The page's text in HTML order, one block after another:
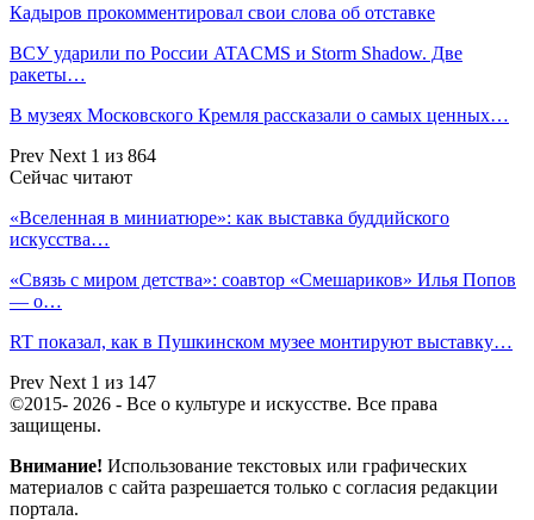
Кадыров прокомментировал свои слова об отставке
ВСУ ударили по России ATACMS и Storm Shadow. Две
ракеты…
В музеях Московского Кремля рассказали о самых ценных…
Prev Next 1 из 864
Сейчас читают
«Вселенная в миниатюре»: как выставка буддийского
искусства…
«Связь с миром детства»: соавтор «Смешариков» Илья Попов
— о…
RT показал, как в Пушкинском музее монтируют выставку…
Prev Next 1 из 147
©2015- 2026 - Все о культуре и искусстве. Все права
защищены.
Внимание! Использование текстовых или графических
материалов с сайта разрешается только c согласия редакции
портала.